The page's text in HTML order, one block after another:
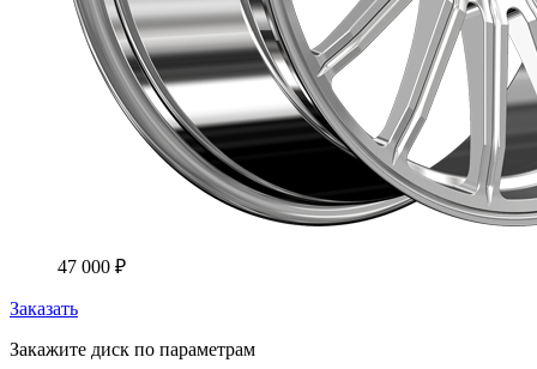
47 000 ₽
Заказать
Закажите диск по параметрам